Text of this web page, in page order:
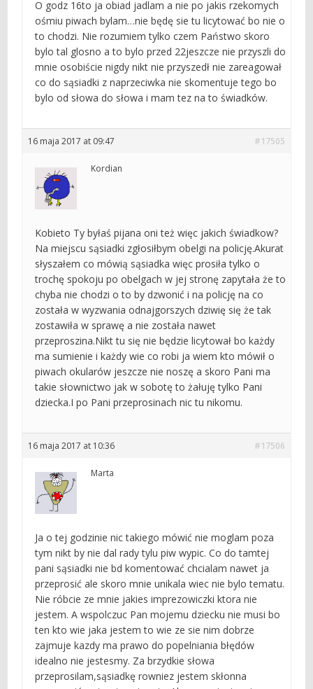
O godz 16to ja obiad jadlam a nie po jakis rzekomych
ośmiu piwach bylam…nie będę sie tu licytować bo nie o
to chodzi. Nie rozumiem tylko czem Państwo skoro
bylo tal glosno a to bylo przed 22jeszcze nie przyszli do
mnie osobiście nigdy nikt nie przyszedł nie zareagował
co do sąsiadki z naprzeciwka nie skomentuje tego bo
bylo od słowa do słowa i mam tez na to świadków.
16 maja 2017 at 09:47 #17505
Kordian
Kobieto Ty byłaś pijana oni też więc jakich świadkow?
Na miejscu sąsiadki zgłosiłbym obelgi na policję.Akurat
słyszałem co mówią sąsiadka więc prosiła tylko o
trochę spokoju po obelgach w jej stronę zapytała że to
chyba nie chodzi o to by dzwonić i na policję na co
została w wyzwania odnajgorszych dziwię się że tak
zostawiła w sprawę a nie została nawet
przeproszina.Nikt tu się nie będzie licytował bo każdy
ma sumienie i każdy wie co robi ja wiem kto mówił o
piwach okularów jeszcze nie noszę a skoro Pani ma
takie słownictwo jak w sobotę to żałuję tylko Pani
dziecka.I po Pani przeprosinach nic tu nikomu.
16 maja 2017 at 10:36 #17506
Marta
Ja o tej godzinie nic takiego mówić nie moglam poza
tym nikt by nie dal rady tylu piw wypic. Co do tamtej
pani sąsiadki nie bd komentować chcialam nawet ja
przeprosić ale skoro mnie unikala wiec nie bylo tematu.
Nie róbcie ze mnie jakies imprezowiczki ktora nie
jestem. A wspolczuc Pan mojemu dziecku nie musi bo
ten kto wie jaka jestem to wie ze sie nim dobrze
zajmuje kazdy ma prawo do popelniania błędów
idealno nie jestesmy. Za brzydkie słowa
przeprosilam,sąsiadkę rowniez jestem skłonna